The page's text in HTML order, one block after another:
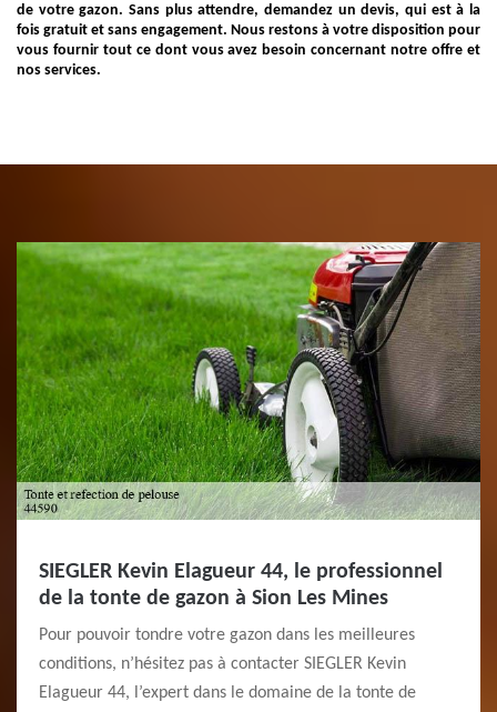
de votre gazon. Sans plus attendre, demandez un devis, qui est à la
fois gratuit et sans engagement. Nous restons à votre disposition pour
vous fournir tout ce dont vous avez besoin concernant notre offre et
nos services.
SIEGLER Kevin Elagueur 44, le professionnel
de la tonte de gazon à Sion Les Mines
Pour pouvoir tondre votre gazon dans les meilleures
conditions, n’hésitez pas à contacter SIEGLER Kevin
Elagueur 44, l’expert dans le domaine de la tonte de